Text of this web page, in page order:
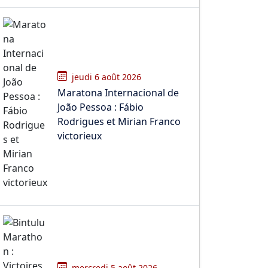
jeudi 6 août 2026
Maratona Internacional de
João Pessoa : Fábio
Rodrigues et Mirian Franco
victorieux